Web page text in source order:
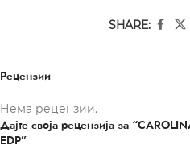
SHARE:
Рецензии
Нема рецензии.
Дајте своја рецензија за
EDP”